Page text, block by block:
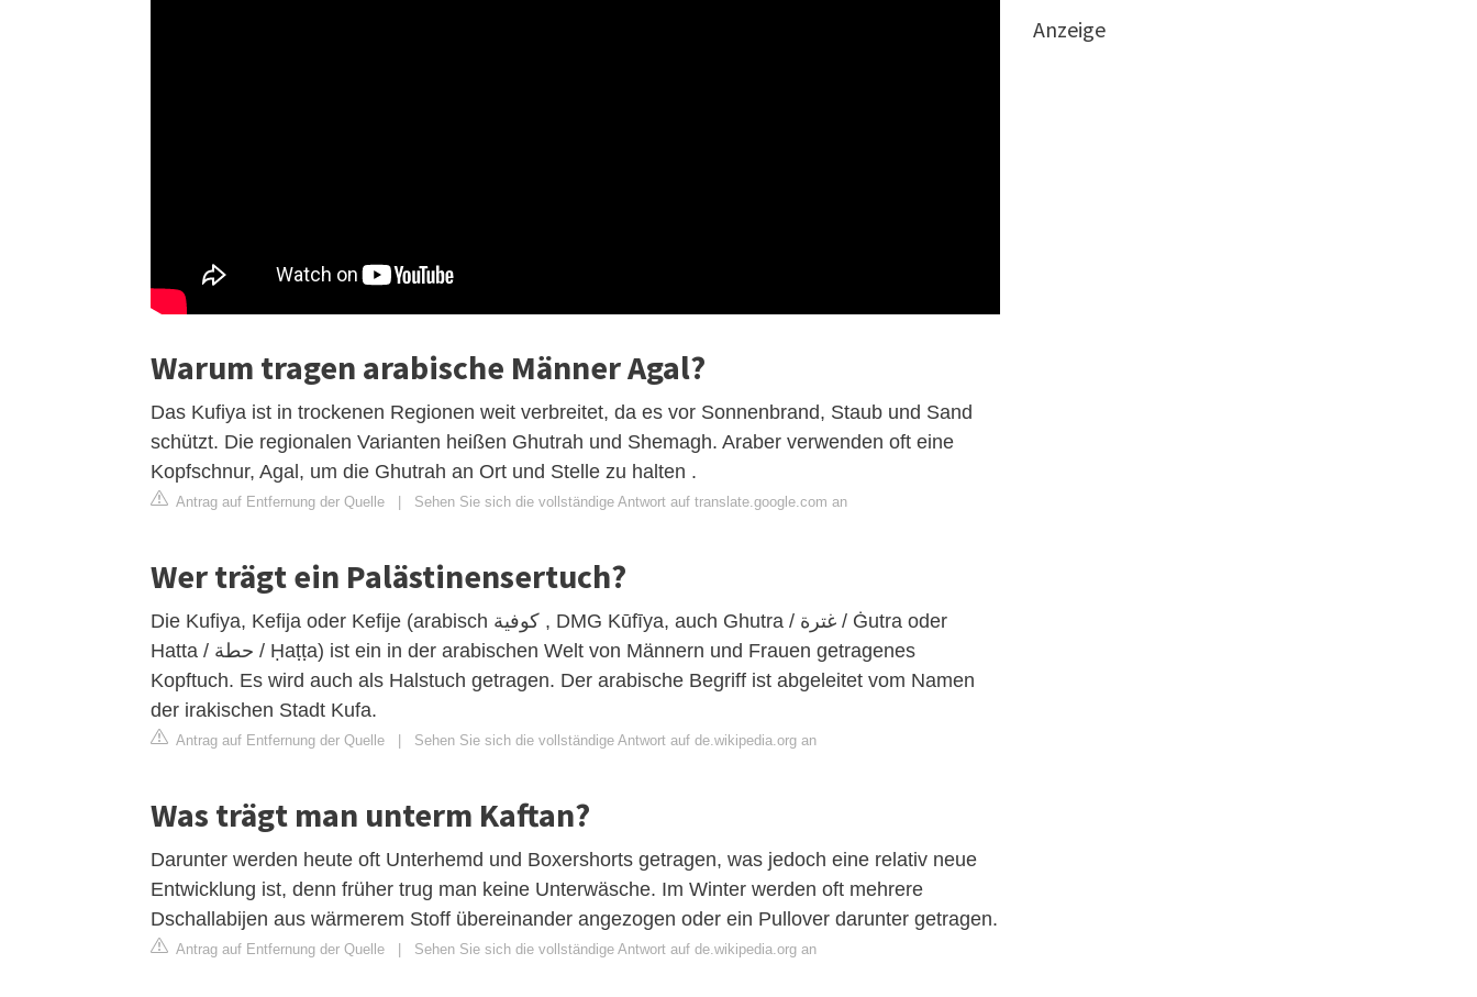
Warum tragen arabische Männer Agal?
Das Kufiya ist in trockenen Regionen weit verbreitet, da es vor Sonnenbrand, Staub und Sand
schützt. Die regionalen Varianten heißen Ghutrah und Shemagh. Araber verwenden oft eine
Kopfschnur, Agal, um die Ghutrah an Ort und Stelle zu halten .
Antrag auf Entfernung der Quelle | Sehen Sie sich die vollständige Antwort auf translate.google.com an
Wer trägt ein Palästinensertuch?
Die Kufiya, Kefija oder Kefije (arabisch كوفية , DMG Kūfīya, auch Ghutra / غترة / Ġutra oder
Hatta / حطة / Ḥaṭṭa) ist ein in der arabischen Welt von Männern und Frauen getragenes
Kopftuch. Es wird auch als Halstuch getragen. Der arabische Begriff ist abgeleitet vom Namen
der irakischen Stadt Kufa.
Antrag auf Entfernung der Quelle | Sehen Sie sich die vollständige Antwort auf de.wikipedia.org an
Was trägt man unterm Kaftan?
Darunter werden heute oft Unterhemd und Boxershorts getragen, was jedoch eine relativ neue
Entwicklung ist, denn früher trug man keine Unterwäsche. Im Winter werden oft mehrere
Dschallabijen aus wärmerem Stoff übereinander angezogen oder ein Pullover darunter getragen.
Antrag auf Entfernung der Quelle | Sehen Sie sich die vollständige Antwort auf de.wikipedia.org an
Anzeige